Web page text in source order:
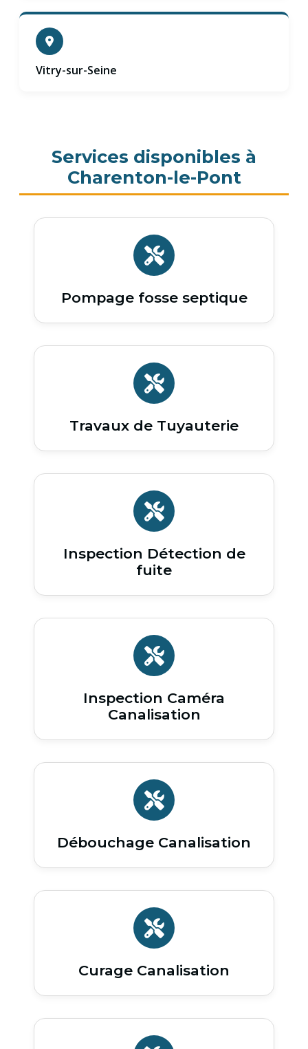
Vitry-sur-Seine
Services disponibles à
Charenton-le-Pont
Pompage fosse septique
Travaux de Tuyauterie
Inspection Détection de
fuite
Inspection Caméra
Canalisation
Débouchage Canalisation
Curage Canalisation